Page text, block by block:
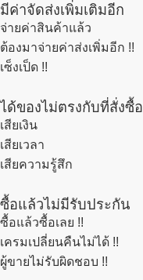
มีค่าจัดส่งเพิ่มเติมอีก
จ่ายค่าสินค้าแล้ว
ต้องมาจ่ายค่าส่งเพิ่มอีก !!
เซ็งเป็ด !!
ได้ของไม่ตรงกับที่สั่งซื้อ
เสียเงิน
เสียเวลา
เสียความรู้สึก
ซื้อแล้วไม่มีรับประกัน
ซื้อแล้วซื้อเลย !!
เครมเปลี่ยนคืนไม่ได้ !!
ผู้ขายไม่รับผิดชอบ !!